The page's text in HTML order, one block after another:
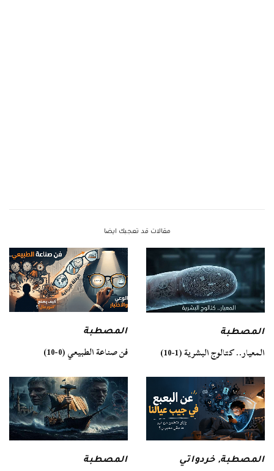
مقالات قد تعجبك ايضا
المصطبة
المعيار.. كتالوج البشرية (1-10)
المصطبة
فن صناعة الطبيعي (0-10)
المصطبة,خردواتي المصطبة